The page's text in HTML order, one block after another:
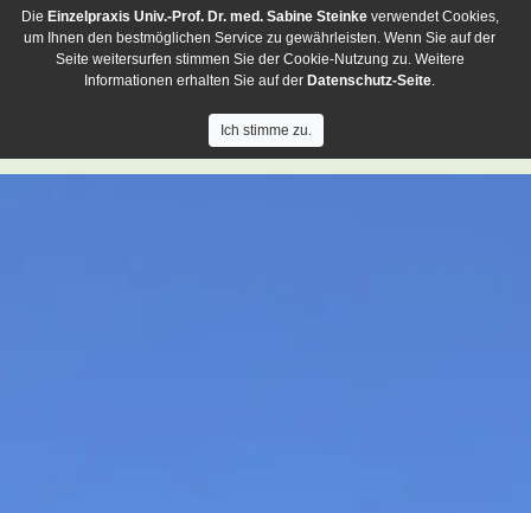
Die Einzelpraxis Univ.-Prof. Dr. med. Sabine Steinke verwendet Cookies,
um Ihnen den bestmöglichen Service zu gewährleisten. Wenn Sie auf der
Seite weitersurfen stimmen Sie der Cookie-Nutzung zu. Weitere
Informationen erhalten Sie auf der Datenschutz-Seite.
Ich stimme zu.